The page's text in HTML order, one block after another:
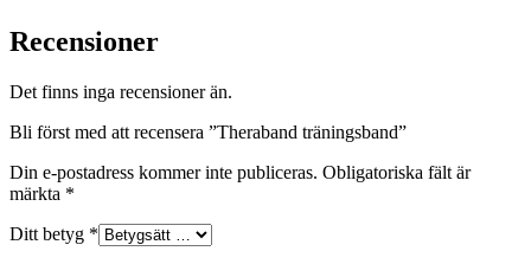
Recensioner
Det finns inga recensioner än.
Bli först med att recensera ”Theraband träningsband”
Din e-postadress kommer inte publiceras. Obligatoriska fält är
märkta *
Ditt betyg *